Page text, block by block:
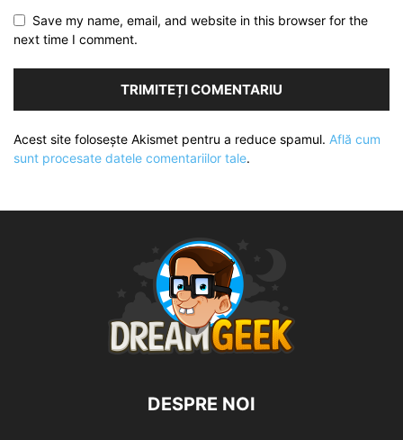
Save my name, email, and website in this browser for the
next time I comment.
Acest site folosește Akismet pentru a reduce spamul. Află cum
sunt procesate datele comentariilor tale.
DESPRE NOI